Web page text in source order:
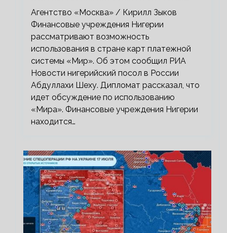
«Мир»
Агентство «Москва» / Кирилл Зыков
Финансовые учреждения Нигерии
рассматривают возможность
использования в стране карт платежной
системы «Мир». Об этом сообщил РИА
Новости нигерийский посол в России
Абдуллахи Шеху. Дипломат рассказал, что
идет обсуждение по использованию
«Мира». Финансовые учреждения Нигерии
находится…